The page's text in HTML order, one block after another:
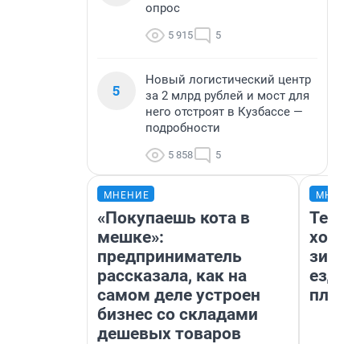
опрос
5 915 5
5
Новый логистический центр
за 2 млрд рублей и мост для
него отстроят в Кузбассе —
подробности
5 858 5
МНЕНИЕ
«Покупаешь кота в
мешке»:
предприниматель
рассказала, как на
самом деле устроен
бизнес со складами
дешевых товаров
ездит